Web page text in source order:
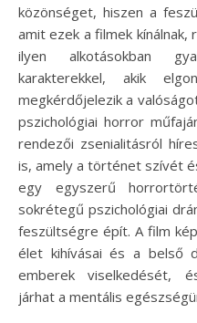
közönséget, hiszen a
amit ezek a filmek kínálnak,
ilyen alkotásokban
karakterekkel, akik
megkérdőjelezik a
pszichológiai horror
rendezői zsenialitásról
is, amely a történet szívét
egy egyszerű
sokrétegű pszichológiai
feszültségre épít. A film
élet kihívásai és a belső
emberek viselkedését,
járhat a mentális